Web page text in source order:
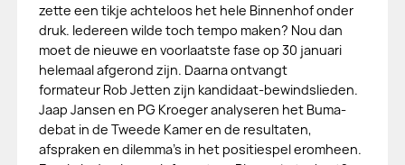
zette een tikje achteloos het hele Binnenhof onder
druk. Iedereen wilde toch tempo maken? Nou dan
moet de nieuwe en voorlaatste fase op 30 januari
helemaal afgerond zijn. Daarna ontvangt
formateur Rob Jetten zijn kandidaat-bewindslieden.
Jaap Jansen en PG Kroeger analyseren het Buma-
debat in de Tweede Kamer en de resultaten,
afspraken en dilemma's in het positiespel eromheen.